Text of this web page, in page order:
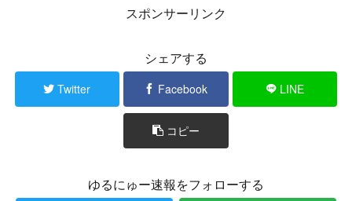
スポンサーリンク
シェアする
Twitter Facebook LINE
コピー
ゆるにゅー速報をフォローする